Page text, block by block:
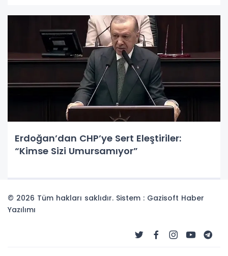
Erdoğan’dan CHP’ye Sert Eleştiriler:
“Kimse Sizi Umursamıyor”
© 2026 Tüm hakları saklıdır. Sistem : Gazisoft Haber
Yazılımı